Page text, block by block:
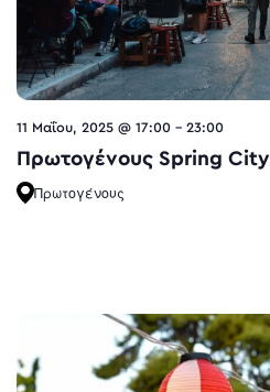
11 Μαΐου, 2025 @ 17:00 - 23:00
Πρωτογένους Spring City
Πρωτογένους